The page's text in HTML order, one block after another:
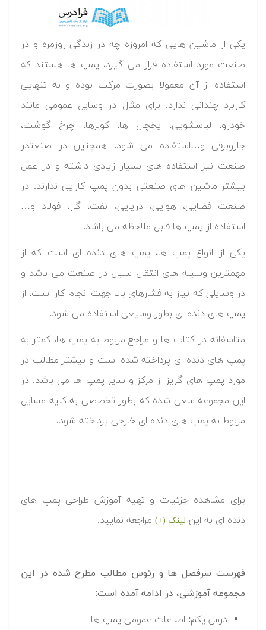
یکی از ماشین هایی که امروزه چه در زندگی روزمره و در
صنعت مورد استفاده قرار می گیرد، پمپ ها هستند که
استفاده از آن معمولا بصورت مرکب بوده و به تنهایی
کاربرد چندانی ندارد. برای مثال در وسایل عمومی مانند
خودرو، لباسشویی، یخچال ها، کولرها، چرخ گوشت،
جاروبرقی و…استفاده می شود. همچنین در صنعتدر
صنعت نیز استفاده های بسیار زیادی داشته و در عمل
بیشتر ماشین های صنعتی بدون پمپ کارایی ندارند. در
صنعت فضایی، هوایی، دریایی، نفت، گاز، فولاد و…
استفاده از پمپ ها قابل ملاحظه می باشد.
یکی از انواع پمپ ها، پمپ های دنده ای است که از
مهمترین وسیله های انتقال سیال در صنعت می باشد و
در وسایلی که نیاز به فشارهای بالا جهت انجام کار است، از
پمپ های دنده ای بطور وسیعی استفاده می شود.
متاسفانه در کتاب ها و مراجع مربوط به پمپ ها، کمتر به
پمپ های دنده ای پرداخته شده است و بیشتر مطالب در
مورد پمپ های گریز از مرکز و سایر پمپ ها می باشد. در
این مجموعه سعی شده که بطور تخصصی به کلیه مسایل
مربوط به پمپ های دنده ای خارجی پرداخته شود.
برای مشاهده جزئیات و تهیه آموزش طراحی پمپ های
دنده ای به این لینک (+) مراجعه نمایید.
فهرست سرفصل ها و رئوس مطالب مطرح شده در این
مجموعه آموزشی، در ادامه آمده است:
درس یکم: اطلاعات عمومی پمپ ها